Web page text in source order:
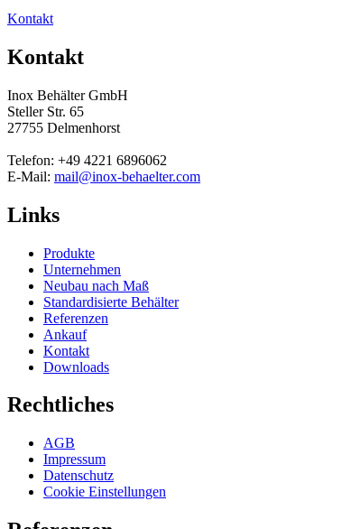
Kontakt
Kontakt
Inox Behälter GmbH
Steller Str. 65
27755 Delmenhorst
Telefon: +49 4221 6896062
E-Mail: mail@inox-behaelter.com
Links
Produkte
Unternehmen
Neubau nach Maß
Standardisierte Behälter
Referenzen
Ankauf
Kontakt
Downloads
Rechtliches
AGB
Impressum
Datenschutz
Cookie Einstellungen